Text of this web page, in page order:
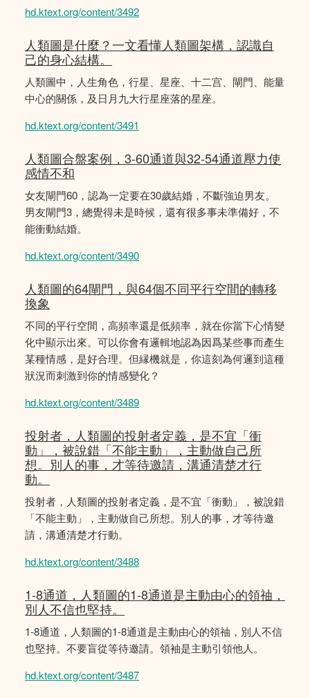
hd.ktext.org/content/3492
人類圖是什麼？一文看懂人類圖架構，認識自
己的身心結構。
人類圖中，人生角色，行星、星座、十二宫、閘門、能量
中心的關係，及日月九大行星座落的星座。
hd.ktext.org/content/3491
人類圖合盤案例，3-60通道與32-54通道壓力使
感情不和
女友閘門60，認為一定要在30歲結婚，不斷強迫男友。
男友閘門3，總覺得未是時候，還有很多事未準備好，不
能衝動結婚。
hd.ktext.org/content/3490
人類圖的64閘門，與64個不同平行空間的轉移
換象
不同的平行空間，高頻率還是低頻率，就在你當下心情變
化中顯示出來。可以你會有邏輯地認為因爲某些事而產生
某種情感，是好合理。但縁機就是，你這刻為何邏到這種
狀況而刺激到你的情感變化？
hd.ktext.org/content/3489
投射者，人類圖的投射者定義，是不宜「衝
動」，被說錯「不能主動」，主動做自己所
想。別人的事，才等待邀請，溝通清楚才行
動。
投射者，人類圖的投射者定義，是不宜「衝動」，被說錯
「不能主動」，主動做自己所想。別人的事，才等待邀
請，溝通清楚才行動。
hd.ktext.org/content/3488
1-8通道，人類圖的1-8通道是主動由心的領䄂，
別人不信也堅持。
1-8通道，人類圖的1-8通道是主動由心的領䄂，別人不信
也堅持。不要盲從等待邀請。領袖是主動引領他人。
hd.ktext.org/content/3487